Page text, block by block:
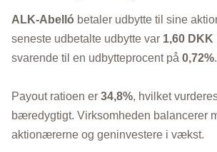
ALK-Abelló betaler udbytte til sine
seneste udbetalte udbytte var 1,60 DKK
svarende til en udbytteprocent på 0,72%.
Payout ratioen er 34,8%, hvilket
bæredygtigt. Virksomheden balancerer
aktionærerne og geninvestere i vækst.